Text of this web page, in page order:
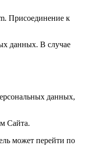
Присоединение к
данных. В случае
данных,
Сайта.
может перейти по